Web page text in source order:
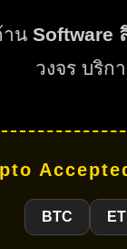
าน Software
วงจร บริก
BTC